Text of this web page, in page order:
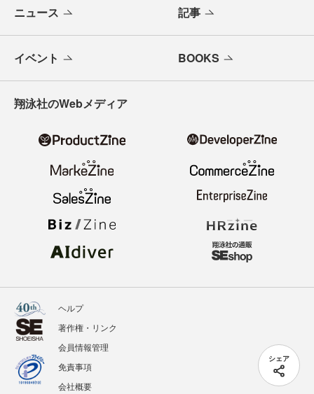
シェア
ニュース 記事
イベント BOOKS
翔泳社のWebメディア
ヘルプ
著作権・リンク
会員情報管理
免責事項
会社概要